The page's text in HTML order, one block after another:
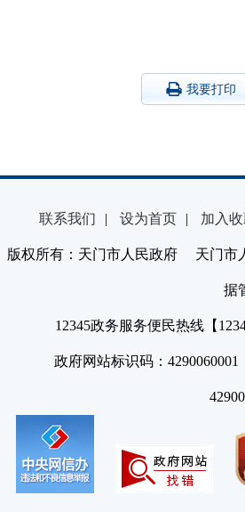
我要打印
联系我们 | 设为首页 | 加入
版权所有：天门市人民政府 天门市
据
12345政务服务便民热线【
政府网站标识码：